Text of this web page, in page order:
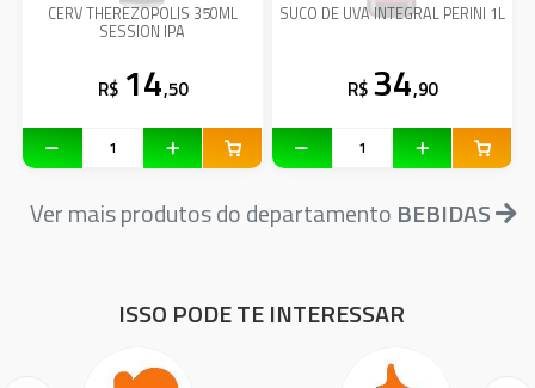
CERV THEREZOPOLIS 350ML
SESSION IPA
R$ 14,50
SUCO DE UVA INTEGRAL PERINI 1L
R$ 34,90
Ver mais produtos do departamento BEBIDAS
ISSO PODE TE INTERESSAR